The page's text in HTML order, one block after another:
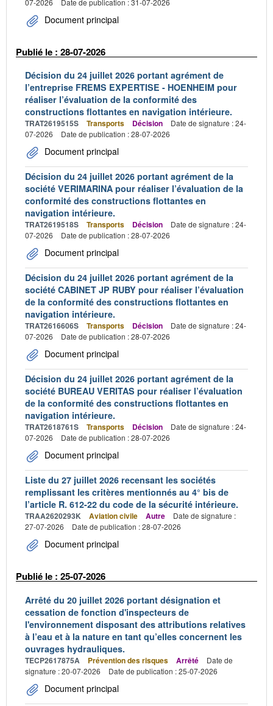
Document principal
Publié le : 28-07-2026
Décision du 24 juillet 2026 portant agrément de
l’entreprise FREMS EXPERTISE - HOENHEIM pour
réaliser l’évaluation de la conformité des
constructions flottantes en navigation intérieure.
TRAT2619515S Transports Décision
Date de signature : 24-
07-2026
Date de publication : 28-07-2026
Document principal
Décision du 24 juillet 2026 portant agrément de la
société VERIMARINA pour réaliser l’évaluation de la
conformité des constructions flottantes en
navigation intérieure.
TRAT2619518S Transports Décision
Date de signature : 24-
07-2026
Date de publication : 28-07-2026
Document principal
Décision du 24 juillet 2026 portant agrément de la
société CABINET JP RUBY pour réaliser l’évaluation
de la conformité des constructions flottantes en
navigation intérieure.
TRAT2616606S Transports Décision
Date de signature : 24-
07-2026
Date de publication : 28-07-2026
Document principal
Décision du 24 juillet 2026 portant agrément de la
société BUREAU VERITAS pour réaliser l’évaluation
de la conformité des constructions flottantes en
navigation intérieure.
TRAT2618761S Transports Décision
Date de signature : 24-
07-2026
Date de publication : 28-07-2026
Document principal
Liste du 27 juillet 2026 recensant les sociétés
remplissant les critères mentionnés au 4° bis de
l’article R. 612-22 du code de la sécurité intérieure.
TRAA2620293K Aviation civile Autre
Date de signature :
27-07-2026
Date de publication : 28-07-2026
Document principal
Publié le : 25-07-2026
Arrêté du 20 juillet 2026 portant désignation et
cessation de fonction d'inspecteurs de
l'environnement disposant des attributions relatives
à l’eau et à la nature en tant qu’elles concernent les
ouvrages hydrauliques.
TECP2617875A Prévention des risques Arrêté
Date de
signature : 20-07-2026
Date de publication : 25-07-2026
Document principal